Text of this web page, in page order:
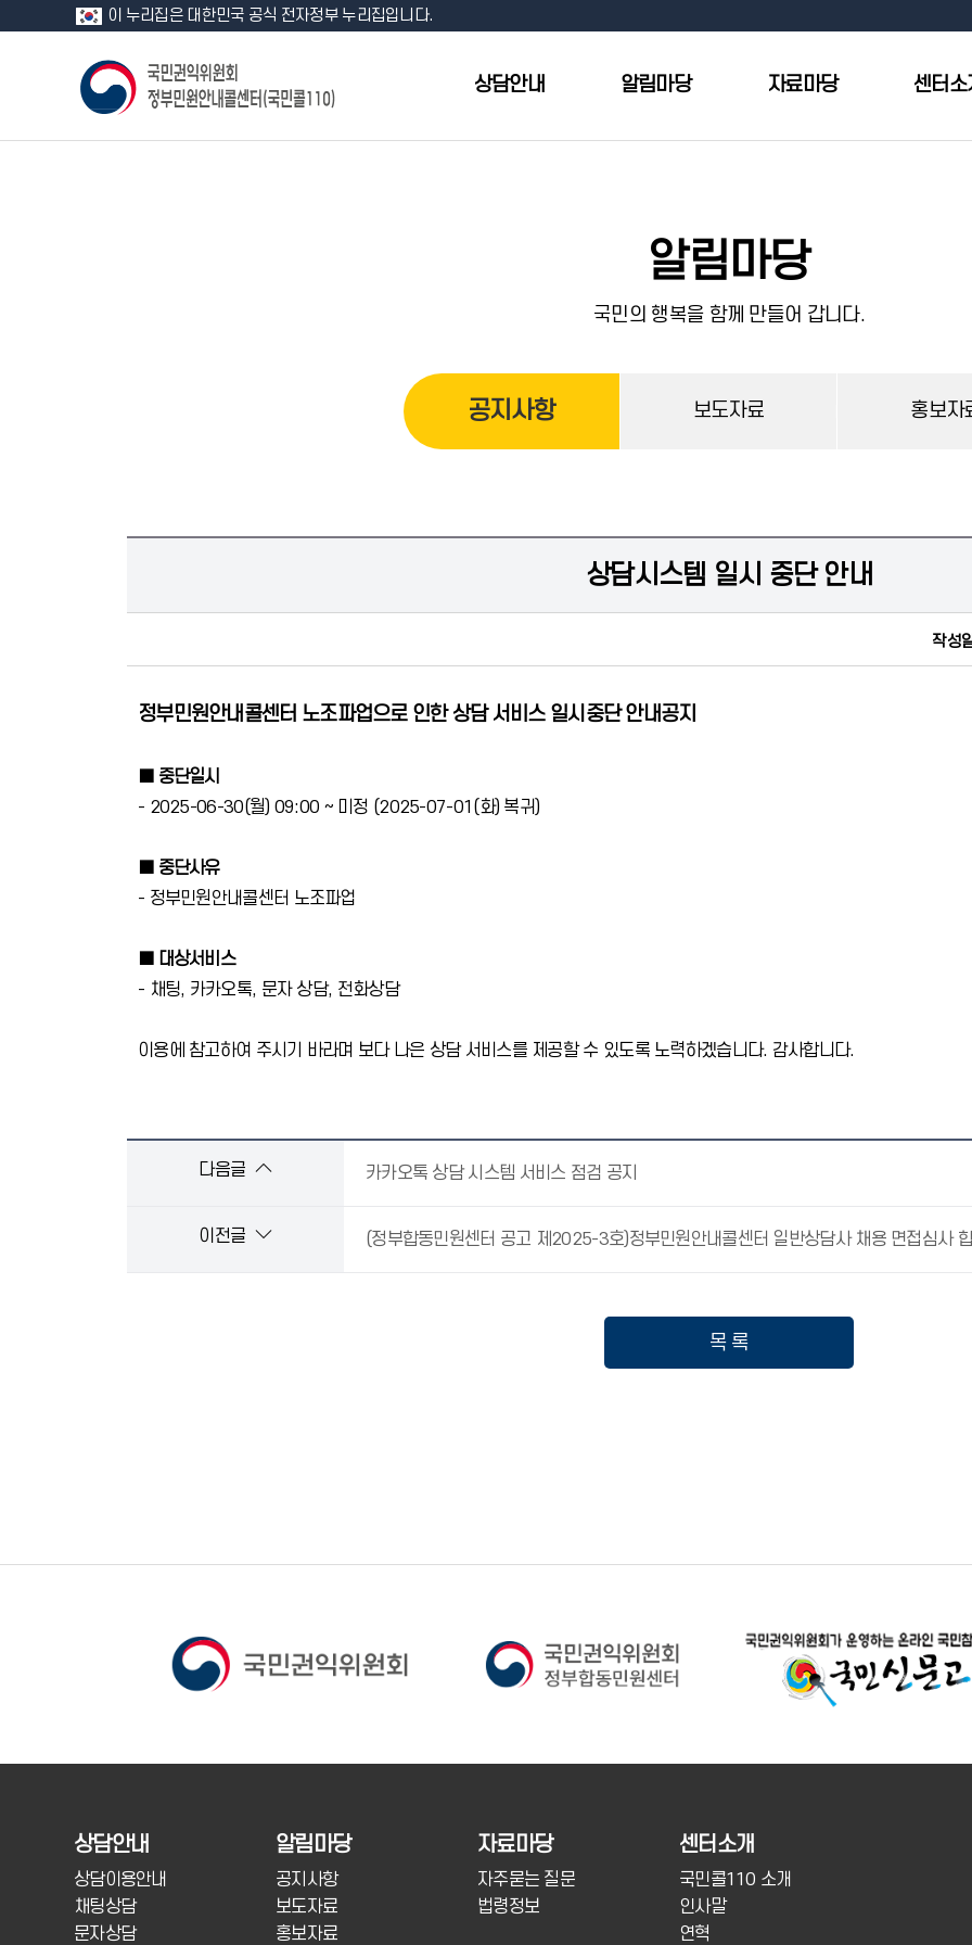
이 누리집은 대한민국 공식 전자정부 누리집입니다.
상담안내 알림마당 자료마당 센터소
알림마당
국민의 행복을 함께 만들어 갑니다.
공지사항 보도자료 홍보자
상담시스템 일시 중단 안내
작성
정부민원안내콜센터 노조파업으로 인한 상담 서비스 일시중단 안내공지
■ 중단일시
- 2025-06-30(월) 09:00 ~ 미정 (2025-07-01(화) 복귀)
■ 중단사유
- 정부민원안내콜센터 노조파업
■ 대상서비스
- 채팅, 카카오톡, 문자 상담, 전화상담
이용에 참고하여 주시기 바라며 보다 나은 상담 서비스를 제공할 수 있도록 노력하겠습니다. 감사합니다.
다음글 카카오톡 상담 시스템 서비스 점검 공지
이전글 (정부합동민원센터 공고 제2025-3호)정부민원안내콜센터 일반상담사 채용 면접심사
목 록
상담안내
상담이용안내
채팅상담
문자상담
알림마당
공지사항
보도자료
홍보자료
자료마당
자주묻는 질문
법령정보
센터소개
국민콜110 소개
인사말
연혁